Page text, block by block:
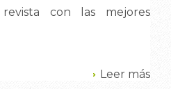
con las mejores
Leer más